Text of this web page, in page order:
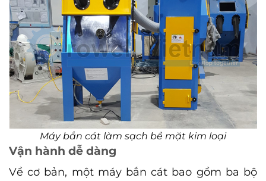
Máy bắn cát làm sạch bề mặt kim loại
Vận hành dễ dàng
Về cơ bản, một máy bắn cát bao gồm ba bộ